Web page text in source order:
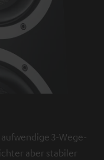
3-Wege-
aber stabiler